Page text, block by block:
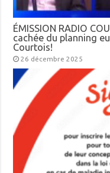
ÉMISSION RADIO
cachée du planning
Courtois!
26 décembre 2025